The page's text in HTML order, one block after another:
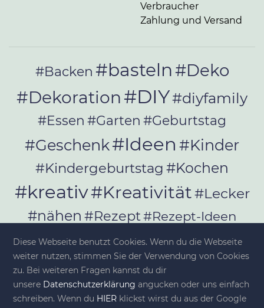
Verbraucher
Zahlung und Versand
#Backen #basteln#Deko
#Dekoration #DIY#diyfamily
#Essen #Garten #Geburtstag
#Geschenk#Ideen #Kinder
#Kindergeburtstag #Kochen
#kreativ#Kreativität#Lecker
#nähen #Rezept#Rezept-Ideen
#Rezepte#selber_bauen
#selber_machen
#Selbermachen#selber_nähen
Diese Webseite benutzt Cookies. Wenn du die Webseite
weiter nutzen, stimmen Sie der Verwendung von Cookies
zu. Bei weiteren Fragen kannst du dir
unsere Datenschutzerklärung angucken oder uns einfach
schreiben. Wenn du HIER klickst wirst du aus der Google